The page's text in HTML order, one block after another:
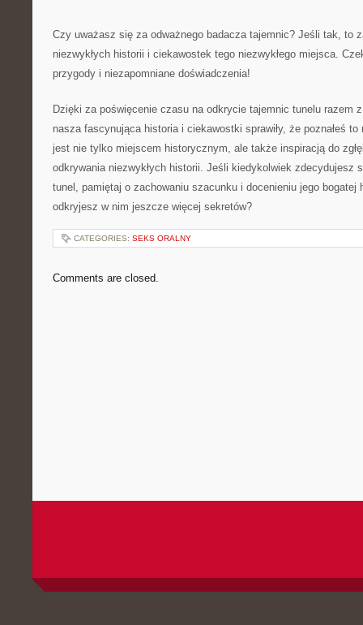
Czy​ uważasz się‍ za odważnego badacza ⁤tajemnic? Jeśli tak, to
niezwykłych historii i ciekawostek tego niezwykłego miejsca.
przygody⁢ i niezapomniane ‍doświadczenia!
Dzięki za poświęcenie czasu na⁤ odkrycie tajemnic tunelu razem
nasza fascynująca historia i ciekawostki​ sprawiły, że poznałeś
jest nie tylko miejscem historycznym, ale także ​inspiracją do
odkrywania niezwykłych historii. Jeśli kiedykolwiek zdecydujesz
tunel, pamiętaj ‍o zachowaniu szacunku i⁢ docenieniu jego ‍bogatej
odkryjesz w⁤ nim jeszcze ⁣więcej sekretów?
CATEGORIES: SEKS ORALNY
Comments are closed.